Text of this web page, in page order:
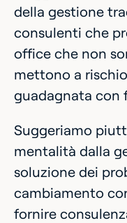
della gestione
consulenti che
office che non
mettono a
guadagnata con
Suggeriamo
mentalità dalla
soluzione dei
cambiamento
fornire